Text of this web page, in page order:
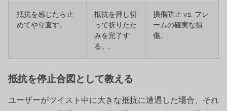
抵抗を感じたら止
めてやり直す。.
抵抗を押し切
って折りたた
みを完了す
る。.
損傷防止 vs. フレ
ームの確実な損
傷。.
抵抗を停止合図として教える
ユーザーがツイスト中に大きな抵抗に遭遇した場合、それ